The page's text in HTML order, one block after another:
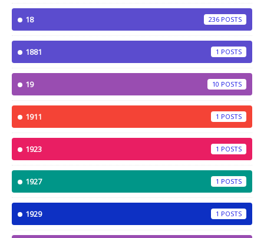
18 236
1881 1
19 10
1911 1
1923 1
1927 1
1929 1